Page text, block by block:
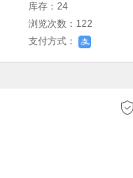
库存：24
浏览次数：122
支付方式：